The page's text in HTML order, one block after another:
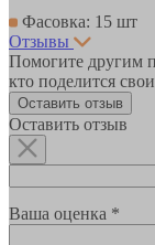
Фасовка: 15 шт
Отзывы
Помогите другим
кто поделится
Оставить отзыв
Оставить отзыв
Ваша оценка *